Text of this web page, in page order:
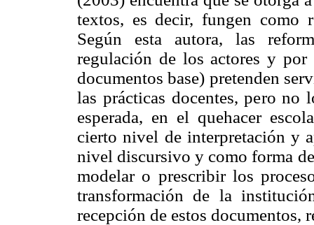
textos, es decir, fungen como
Según esta autora, las
regulación de los actores y
documentos base) pretenden
las prácticas docentes, pero
esperada, en el quehacer
cierto nivel de interpretación y
nivel discursivo y como forma
modelar o prescribir los
transformación de la
recepción de estos documentos,